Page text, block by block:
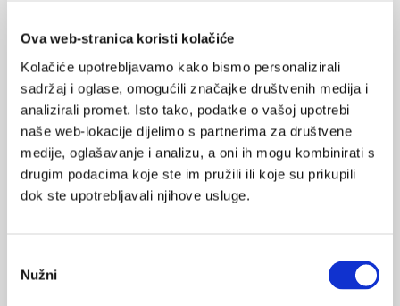
Ova web-stranica koristi kolačiće
Kolačiće upotrebljavamo kako bismo personalizirali
sadržaj i oglase, omogućili značajke društvenih medija i
analizirali promet. Isto tako, podatke o vašoj upotrebi
naše web-lokacije dijelimo s partnerima za društvene
medije, oglašavanje i analizu, a oni ih mogu kombinirati s
drugim podacima koje ste im pružili ili koje su prikupili
dok ste upotrebljavali njihove usluge.
pristanka
Nužni
Mentalno
Medicus (2/2025)
Muško zdravlje